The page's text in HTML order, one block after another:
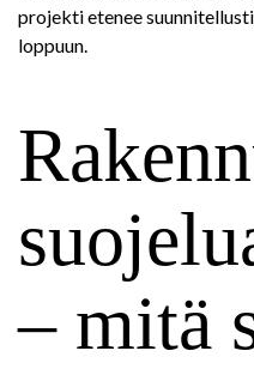
projekti etenee
loppuun.
– mitä